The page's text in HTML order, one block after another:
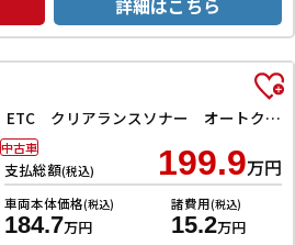
詳細はこちら
GT ドライブレコーダー ETC クリアランスソナー オートクルーズコントロール 衝突被害軽減システム 全周囲カメラ ナビ TV アルミホイール オートライト LEDヘッドランプ サンルーフ AT
支払総額(税込) 199.9万円
車両本体価格(税込)
184.7万円
諸費用(税込)
15.2万円
中古車